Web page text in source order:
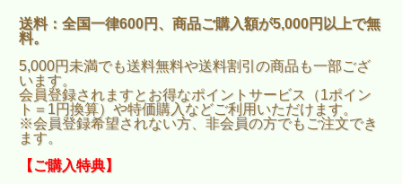
送料：全国一律600円、商品ご購入額が5,000円以上で無
料。
5,000円未満でも送料無料や送料割引の商品も一部ござ
います。
会員登録されますとお得なポイントサービス（1ポイン
ト＝1円換算）や特価購入などご利用いただけます。
※会員登録希望されない方、非会員の方でもご注文でき
ます。
【ご購入特典】